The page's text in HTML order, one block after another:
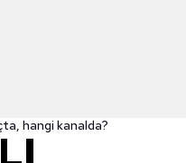
hangi kanalda?